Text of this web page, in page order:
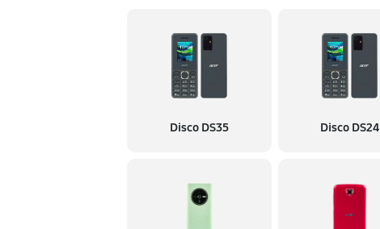
Disco DS35 Disco DS24